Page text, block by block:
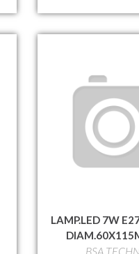
LAMP.LED 7W
BSA